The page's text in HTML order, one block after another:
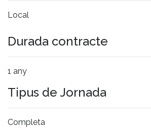
Local
Durada contracte
1 any
Tipus de Jornada
Completa